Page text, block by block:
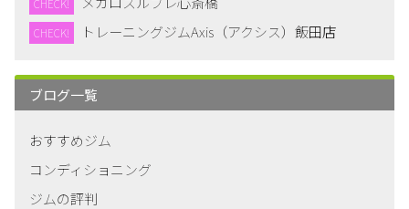
CHECK!
CHECK! トレーニングジムAxis（アクシス）飯田店
ブログ一覧
おすすめジム
コンディショニング
ジムの評判